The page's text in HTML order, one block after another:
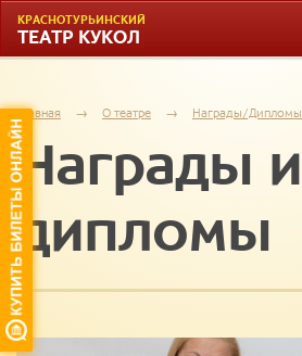
КРАСНОТУРЬИНСКИЙ
ТЕАТР КУКОЛ
Главная → О театре → Награды/Дипломы
Награды и
дипломы